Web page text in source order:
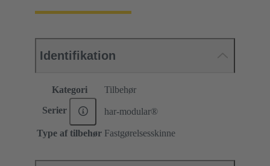
Identifikation
Kategori Tilbehør
Serier har-modular®
Type af tilbehør Fastgørelsesskinne